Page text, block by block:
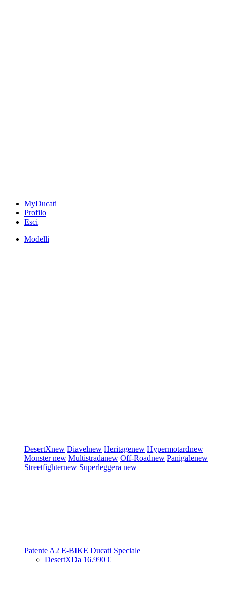
MyDucati
Profilo
Esci
Modelli
DesertXnew Diavelnew Heritagenew Hypermotardnew
Monsternew Multistradanew Off-Roadnew Panigalenew
Streetfighternew Superleggera new
Patente A2 E-BIKE Ducati Speciale
DesertXDa 16.990 €